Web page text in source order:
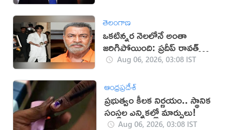
తెలంగాణ
ఒకటిన్నర నెలలోనే అంతా
జరిగిపోయింది: ప్రదీప్ రావత్
కుమారుడు
Aug 06, 2026, 03:08 IST
ఆంధ్రప్రదేశ్
ప్రభుత్వం కీలక నిర్ణయం.. స్థానిక
సంస్థల ఎన్నికల్లో మార్పులు!
Aug 06, 2026, 03:08 IST